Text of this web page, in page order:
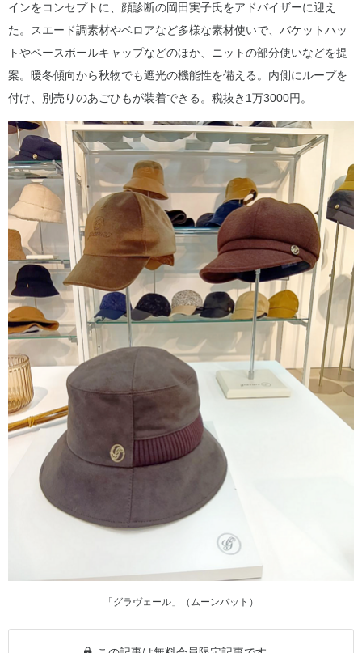
インをコンセプトに、顔診断の岡田実子氏をアドバイザーに迎え
た。スエード調素材やベロアなど多様な素材使いで、バケットハッ
トやベースボールキャップなどのほか、ニットの部分使いなどを提
案。暖冬傾向から秋物でも遮光の機能性を備える。内側にループを
付け、別売りのあごひもが装着できる。税抜き1万3000円。
「グラヴェール」（ムーンバット）